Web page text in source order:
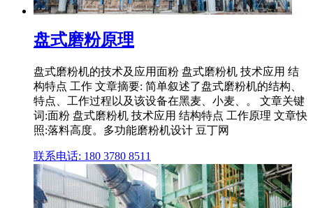
盘式磨粉原理
盘式磨粉机的技术及应用面粉 盘式磨粉机 技术应用 结
构特点 工作 文章摘要: 简单叙述了盘式磨粉机的结构、
特点、工作过程以及该设备在黑麦、小麦、。 文章关键
词:面粉 盘式磨粉机 技术应用 结构特点 工作原理 文章快
照:落料高度。多功能磨粉机设计 豆丁网
联系电话: 180 3780 8511